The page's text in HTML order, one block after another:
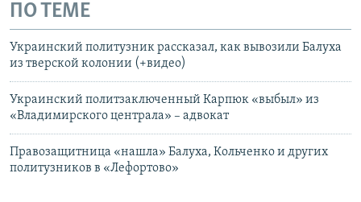
ПО ТЕМЕ
Украинский политузник рассказал, как вывозили Балуха
из тверской колонии (+видео)
Украинский политзаключенный Карпюк «выбыл» из
«Владимирского централа» – адвокат
Правозащитница «нашла» Балуха, Кольченко и других
политузников в «Лефортово»